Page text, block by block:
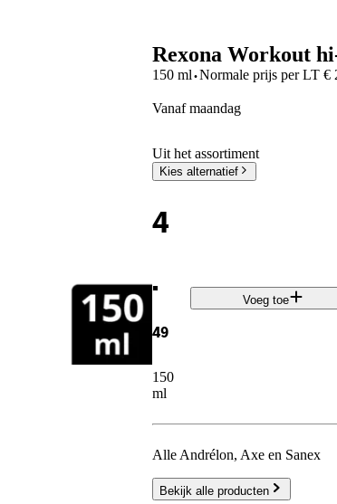
Rexona Workout
150 ml·Normale prijs per LT€
vanaf maandag
Uit het assortiment
Kies alternatief
4
.
49
150
ml
Voeg toe
Alle Andrélon, Axe en Sanex
Bekijk alle producten